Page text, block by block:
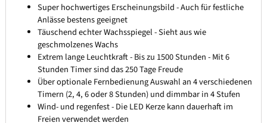
Super hochwertiges Erscheinungsbild - Auch für festliche
Anlässe bestens geeignet
Täuschend echter Wachsspiegel - Sieht aus wie
geschmolzenes Wachs
Extrem lange Leuchtkraft - Bis zu 1500 Stunden - Mit 6
Stunden Timer sind das 250 Tage Freude
Über optionale Fernbedienung Auswahl an 4 verschiedenen
Timern (2, 4, 6 oder 8 Stunden) und dimmbar in 4 Stufen
Wind- und regenfest - Die LED Kerze kann dauerhaft im
Freien verwendet werden